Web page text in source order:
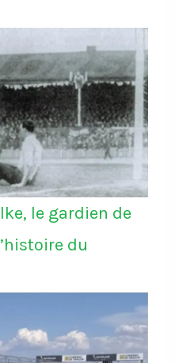
le gardien de
du